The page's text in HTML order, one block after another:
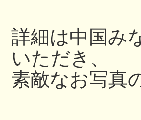
詳細は中国み
いただき、
素敵なお写真